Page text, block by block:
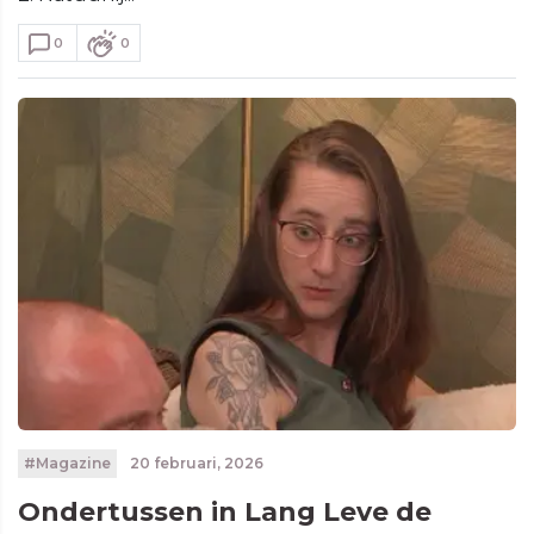
0 0
#Magazine 20 februari, 2026
Ondertussen in Lang Leve de